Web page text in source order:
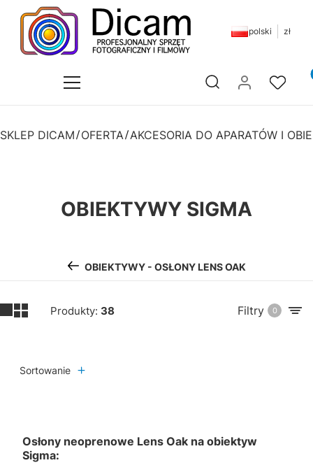
polski zł
Otwórz wyszukiwarkę
SKLEP DICAM OFERTA AKCESORIA DO APARATÓW I
OBIEKTYWY SIGMA
OBIEKTYWY - OSŁONY LENS OAK
Produkty: 38 Filtry 0
Sortowanie
Osłony neoprenowe Lens Oak na obiektyw
Sigma: